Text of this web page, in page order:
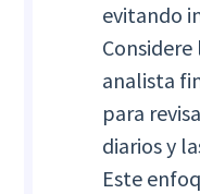
evitando
analista
para
diarios y
Este